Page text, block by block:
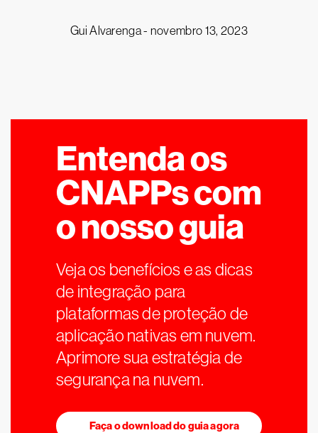
Gui Alvarenga - novembro 13, 2023
Entenda os
CNAPPs com
o nosso guia
Veja os benefícios e as dicas
de integração para
plataformas de proteção de
aplicação nativas em nuvem.
Aprimore sua estratégia de
segurança na nuvem.
Faça o download do guia agora